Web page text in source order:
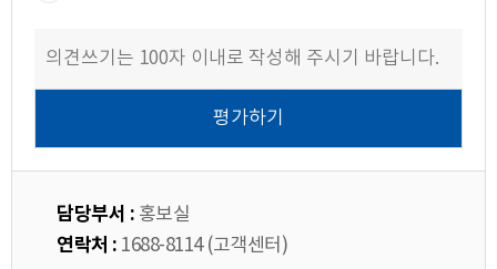
담당부서 : 홍보실
연락처 : 1688-8114 (고객센터)